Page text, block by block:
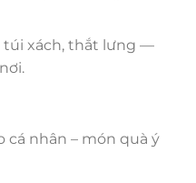
túi xách, thắt lưng —
cá nhân – món quà ý